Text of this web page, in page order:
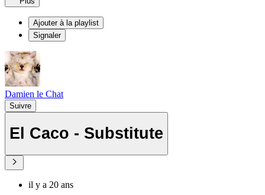
Ajouter à la playlist
Signaler
Damien le Chat
Suivre
El Caco - Substitute
il y a 20 ans